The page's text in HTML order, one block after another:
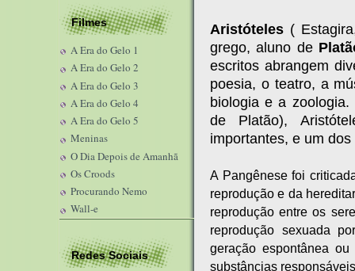
Filmes
A Era do Gelo 1
A Era do Gelo 2
A Era do Gelo 3
A Era do Gelo 4
A Era do Gelo 5
Meninas
O Dia Depois de Amanhã
Os Croods
Procurando Nemo
Wall-e
Redes Sociais
Aristóteles (
grego, aluno de
escritos abrangem
poesia, o teatro, a
biologia e a
de Platão),
importantes, e um
A Pangênese foi
reprodução e da
reprodução entre os
reprodução sexuada
geração espontânea
substâncias